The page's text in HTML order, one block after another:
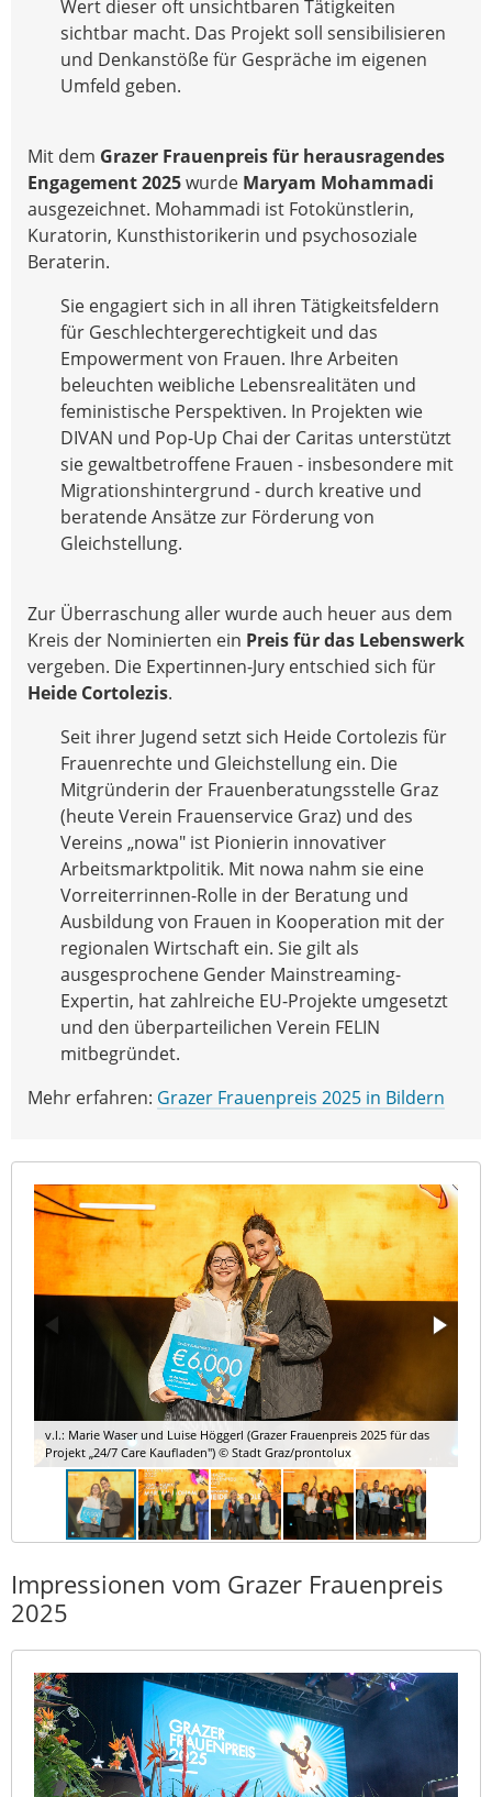
Wert dieser oft unsichtbaren Tätigkeiten
sichtbar macht. Das Projekt soll sensibilisieren
und Denkanstöße für Gespräche im eigenen
Umfeld geben.
Mit dem Grazer Frauenpreis für herausragendes
Engagement 2025wurde Maryam Mohammadi
ausgezeichnet. Mohammadi ist Fotokünstlerin,
Kuratorin, Kunsthistorikerin und psychosoziale
Beraterin.
Sie engagiert sich in all ihren Tätigkeitsfeldern
für Geschlechtergerechtigkeit und das
Empowerment von Frauen. Ihre Arbeiten
beleuchten weibliche Lebensrealitäten und
feministische Perspektiven. In Projekten wie
DIVAN und Pop-Up Chai der Caritas unterstützt
sie gewaltbetroffene Frauen - insbesondere mit
Migrationshintergrund - durch kreative und
beratende Ansätze zur Förderung von
Gleichstellung.
Zur Überraschung aller wurde auch heuer aus dem
Kreis der Nominierten ein Preis für das Lebenswerk
vergeben. Die Expertinnen-Jury entschied sich für
Heide Cortolezis.
Seit ihrer Jugend setzt sich Heide Cortolezis für
Frauenrechte und Gleichstellung ein. Die
Mitgründerin der Frauenberatungsstelle Graz
(heute Verein Frauenservice Graz) und des
Vereins „nowa" ist Pionierin innovativer
Arbeitsmarktpolitik. Mit nowa nahm sie eine
Vorreiterrinnen-Rolle in der Beratung und
Ausbildung von Frauen in Kooperation mit der
regionalen Wirtschaft ein. Sie gilt als
ausgesprochene Gender Mainstreaming-
Expertin, hat zahlreiche EU-Projekte umgesetzt
und den überparteilichen Verein FELIN
mitbegründet.
Mehr erfahren: Grazer Frauenpreis 2025 in Bildern
v.l.: Marie Waser und Luise Höggerl (Grazer Frauenpreis 2025 für das
Projekt „24/7 Care Kaufladen") © Stadt Graz/prontolux
Impressionen vom Grazer Frauenpreis
2025